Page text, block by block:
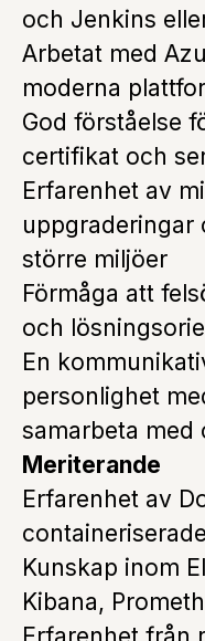
och Jenkins
Arbetat med
moderna
God förståelse
certifikat och
Erfarenhet av
uppgraderingar
större miljöer
Förmåga att
och
En
personlighet
samarbeta med
Meriterande
Erfarenhet av
Kunskap inom
Kibana,